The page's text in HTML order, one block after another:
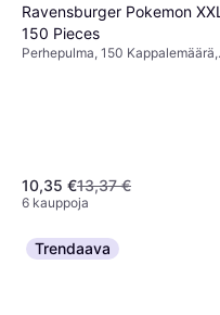
Ravensburger Pokemon XXL
150 Pieces
Perhepulma, 150 Kappalemäärä,
10,35 €13,37 €
6 kauppoja
Trendaava